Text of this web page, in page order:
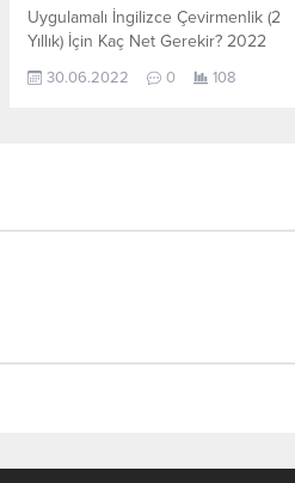
Uygulamalı İngilizce Çevirmenlik (2
Yıllık) İçin Kaç Net Gerekir? 2022
Çevirmenlik (2 Yıllık) için kaç net
Sihirbazı, YKS-TYT Net Sihirbazı.
30.06.2022 0 108